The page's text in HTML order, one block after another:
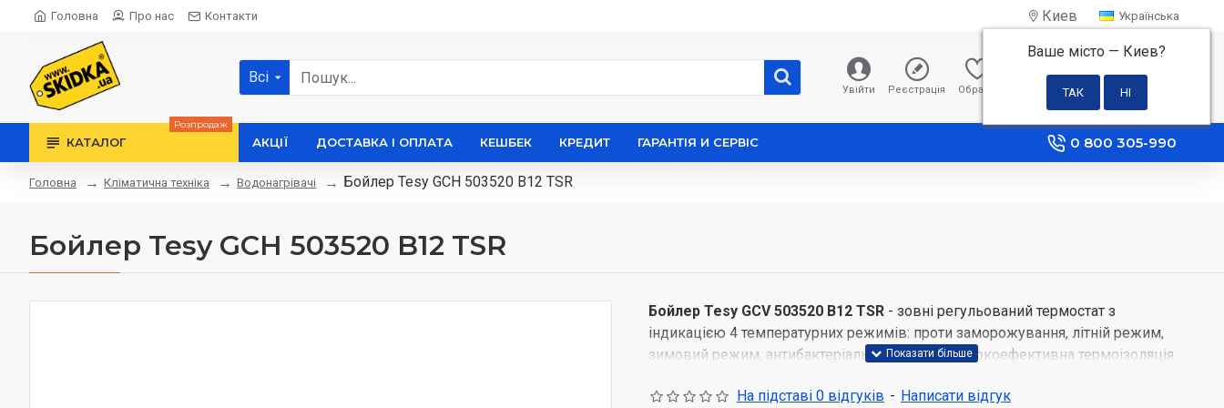
Головна Про нас Контакти Киев
Ваше місто — Киев?
Українська
Всі
Увійти Реєстрація Обране Порівняння
0 грн
КАТАЛОГ
Розпродаж
АКЦІЇ ДОСТАВКА І ОПЛАТА КЕШБЕК КРЕДИТ ГАРАНТІЯ И СЕРВІС 0 800 305-990
Головна Кліматична техніка Водонагрівачі Бойлер Tesy GCH 503520 B12 TSR
Бойлер Tesy GCH 503520 B12 TSR
Бойлер Tesy GCV 503520 B12 TSR - зовні регульований термостат з
індикацією 4 температурних режимів: проти заморожування, літній режим,
зимовий режим, антибактеріальний режим. Високоефективна термоізоляція
мінімальні теплові втрати і економічну роботу пристрою.
На підставі 0 відгуків - Написати відгук